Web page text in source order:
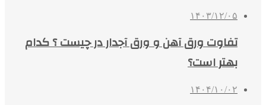
۱۴۰۳/۱۲/۰۵
تفاوت ورق آهن و ورق آجدار در چیست ؟ کدام
بهتر است؟
۱۴۰۴/۱۰/۰۲